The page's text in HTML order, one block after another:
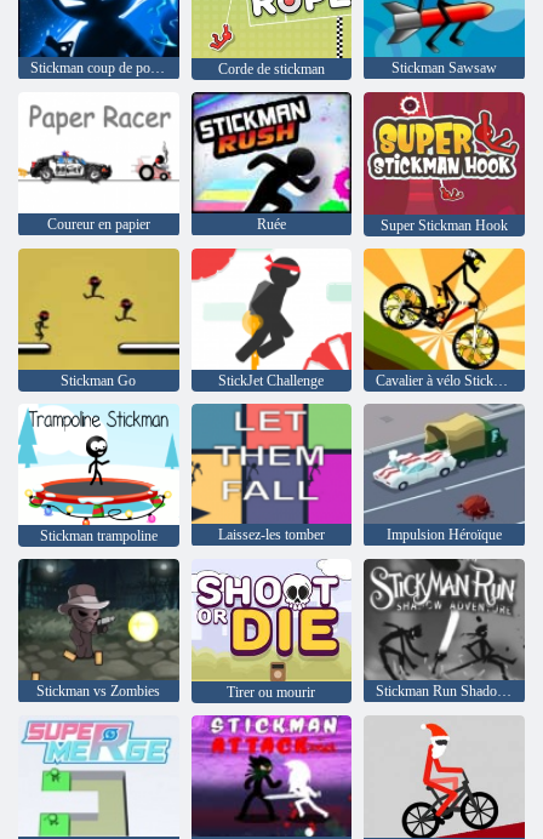
Stickman coup de poing Corde de stickman Stickman Sawsaw
Coureur en papier Ruée Super Stickman Hook
Stickman Go StickJet Challenge
Stickman trampoline Laissez-les tomber Impulsion Héroïque
Stickman vs Zombies Tirer ou mourir Stickman Run Shadow Adventure